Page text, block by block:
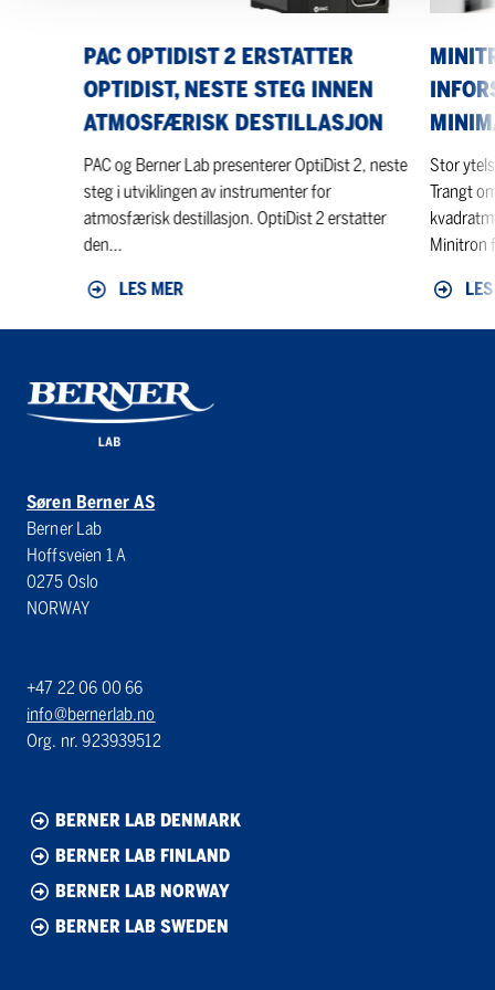
atmosfærisk
destillasjon
PAC OPTIDIST 2 ERSTATTER
OPTIDIST, NESTE STEG INNEN
ATMOSFÆRISK DESTILLASJON
PAC og Berner Lab presenterer OptiDist 2, neste
steg i utviklingen av instrumenter for
atmosfærisk destillasjon. OptiDist 2 erstatter
den...
LES MER
minimalt
Stor
Trangt
Minitron
Søren Berner AS
Berner Lab
Hoffsveien 1 A
0275 Oslo
NORWAY
+47 22 06 00 66
info@bernerlab.no
Org. nr. 923939512
BERNER LAB DENMARK
BERNER LAB FINLAND
BERNER LAB NORWAY
BERNER LAB SWEDEN